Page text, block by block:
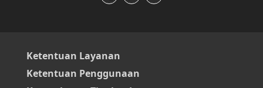
Ketentuan Layanan
Ketentuan Penggunaan